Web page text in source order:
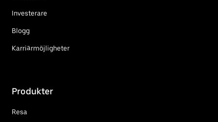
Investerare
Blogg
Karriärmöjligheter
Produkter
Resa